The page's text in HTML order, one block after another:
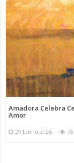
Amadora Celebra
Amor
29 Junho 2026